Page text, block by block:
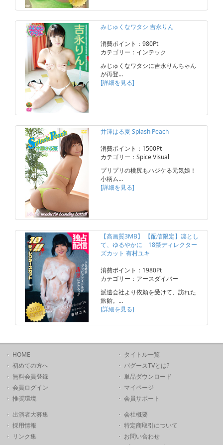
みじゅくなワタシ 吉永りん
消費ポイント：980Pt
カテゴリー：インテック
みじゅくなワタシに吉永りんちゃん
が再登…
[詳細を見る]
井澤はる夏 Splash Peach
消費ポイント：1500Pt
カテゴリー：Spice Visual
プリプリの桃尻もハジケる元気娘！
小柄ム…
[詳細を見る]
【高画質3MB】 【配信限定】凛とし
て、ゆるやかに 18禁ディレクター
ズカット 有村ユキ
消費ポイント：1980Pt
カテゴリー：アースダイバー
派遣会社より依頼を受けて、訪れた
旅館。…
[詳細を見る]
HOME
初めての方へ
無料会員登録
会員ログイン
推奨環境
タイトル一覧
バグースTVとは?
単品ダウンロード
マイページ
会員サポート
出演者大募集
採用情報
リンク集
会社概要
特定商取引について
お問い合わせ